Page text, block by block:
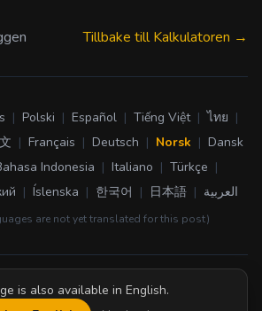
Tillbake till Kalkulatoren →
| Polski | Español | Tiếng Việt | ไทย |
| Français | Deutsch | Norsk | Dansk
Indonesia | Italiano | Türkçe |
| Íslenska | 한국어 | 日本語 | العربية
are not yet translated for this post)
is also available in English.